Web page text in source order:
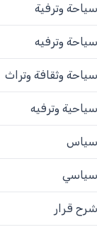
سياحة وترفية
سياحة وترفيه
سياحة وثقافة وتراث
سياحية وترفيه
سياس
سياسي
شرح قرار